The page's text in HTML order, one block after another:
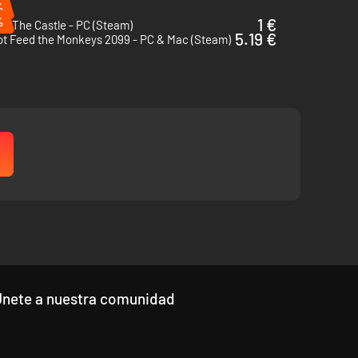
The Castle - PC (Steam)
1 €
Feed the Monkeys 2099 - PC & Mac (Steam) 5.19 €
a nuestra comunidad